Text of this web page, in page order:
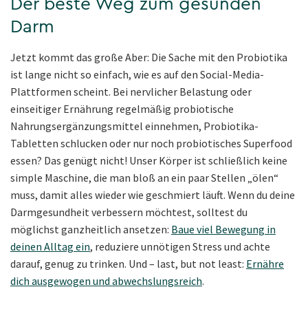
Der beste Weg zum gesunden
Darm
Jetzt kommt das große Aber: Die Sache mit den Probiotika
ist lange nicht so einfach, wie es auf den Social-Media-
Plattformen scheint. Bei nervlicher Belastung oder
einseitiger Ernährung regelmäßig probiotische
Nahrungsergänzungsmittel einnehmen, Probiotika-
Tabletten schlucken oder nur noch probiotisches Superfood
essen? Das genügt nicht! Unser Körper ist schließlich keine
simple Maschine, die man bloß an ein paar Stellen „ölen“
muss, damit alles wieder wie geschmiert läuft. Wenn du deine
Darmgesundheit verbessern möchtest, solltest du
möglichst ganzheitlich ansetzen: Baue viel Bewegung in
deinen Alltag ein, reduziere unnötigen Stress und achte
darauf, genug zu trinken. Und – last, but not least: Ernähre
dich ausgewogen und abwechslungsreich.